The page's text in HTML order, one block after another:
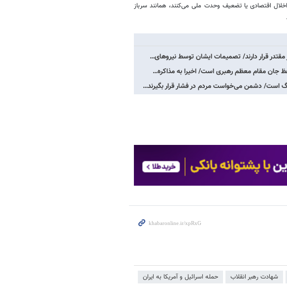
اقتصادی یا تضعیف وحدت ملی می‌کنند، همانند سرباز
قرار دارند/ تصمیمات ایشان توسط نیروهای…
مقام معظم رهبری است/ اخیرا به مذاکره…
است/ دشمن می‌خواست مردم در فشار قرار بگیرند…
شهادت رهبر انقلاب
حمله اسرائیل و آمریکا به ایران